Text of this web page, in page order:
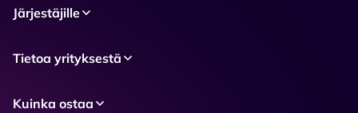
Järjestäjille
Tietoa yrityksestä
Kuinka ostaa